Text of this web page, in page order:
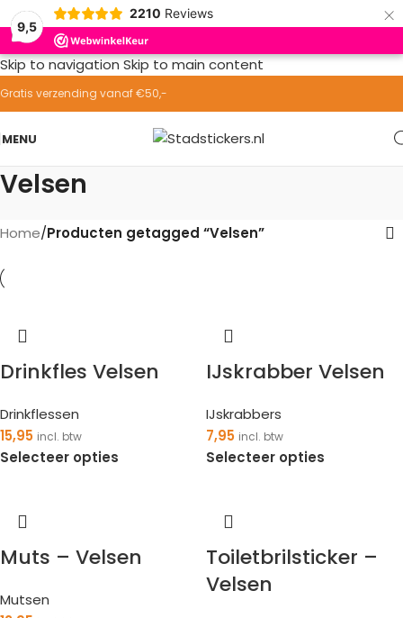
9,5
2210 Reviews ×
Skip to navigationSkip to main content
Gratis verzending vanaf €50,-
MENU
Velsen
Home/Producten getagged “Velsen”
Drinkfles Velsen
Drinkflessen
15,95 incl. btw
Selecteer opties
IJskrabber Velsen
IJskrabbers
7,95 incl. btw
Selecteer opties
Muts – Velsen
Mutsen
Toiletbrilsticker –
Velsen